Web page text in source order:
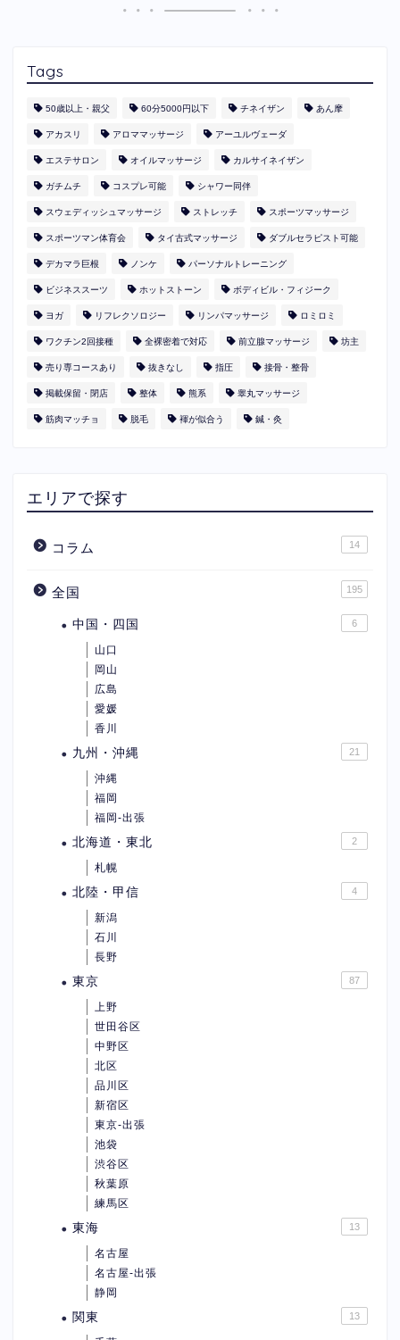
Tags
50歳以上・親父 60分5000円以下 ​チネイザン あん摩
アカスリ アロママッサージ アーユルヴェーダ
エステサロン オイルマッサージ カルサイネイザン
ガチムチ コスプレ可能 シャワー同伴
スウェディッシュマッサージ ストレッチ スポーツマッサージ
スポーツマン体育会 タイ古式マッサージ ダブルセラピスト可能
デカマラ巨根 ノンケ パーソナルトレーニング
ビジネススーツ ホットストーン ボディビル・フィジーク
ヨガ リフレクソロジー リンパマッサージ ロミロミ
ワクチン2回接種 全裸密着で対応 前立腺マッサージ 坊主
売り専コースあり 抜きなし 指圧 接骨・整骨
掲載保留・閉店 整体 熊系 睾丸マッサージ
筋肉マッチョ 脱毛 褌が似合う 鍼・灸
エリアで探す
コラム 14
全国 195
中国・四国 6
山口
岡山
広島
愛媛
香川
九州・沖縄 21
沖縄
福岡
福岡-出張
北海道・東北 2
札幌
北陸・甲信 4
新潟
石川
長野
東京 87
上野
世田谷区
中野区
北区
品川区
新宿区
東京-出張
池袋
渋谷区
秋葉原
練馬区
東海 13
名古屋
名古屋-出張
静岡
関東 13